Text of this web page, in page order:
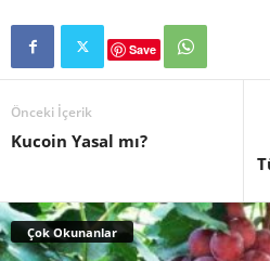
Save
Önceki İçerik
Kucoin Yasal mı?
Çok Okunanlar